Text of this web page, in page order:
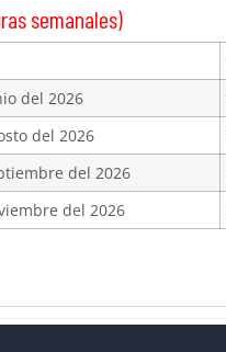
semanales)
del 2026
del 2026
del 2026
del 2026